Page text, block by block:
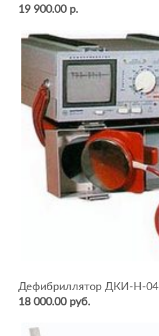
19 900.00 р.
Дефибриллятор ДКИ-Н-04
18 000.00 руб.